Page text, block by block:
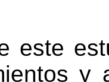
este
y